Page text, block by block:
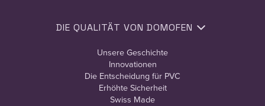
DIE QUALITÄT VON DOMOFEN
Unsere Geschichte
Innovationen
Die Entscheidung für PVC
Erhöhte Sicherheit
Swiss Made